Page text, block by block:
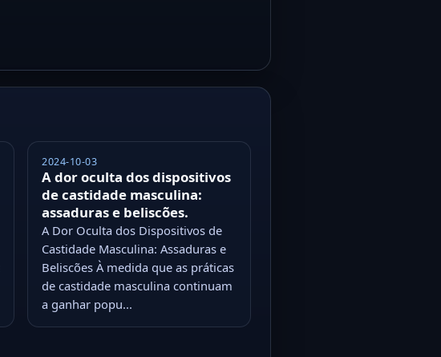
2024-10-03
A dor oculta dos dispositivos
de castidade masculina:
assaduras e beliscões.
A Dor Oculta dos Dispositivos de
Castidade Masculina: Assaduras e
Beliscões À medida que as práticas
de castidade masculina continuam
a ganhar popu...